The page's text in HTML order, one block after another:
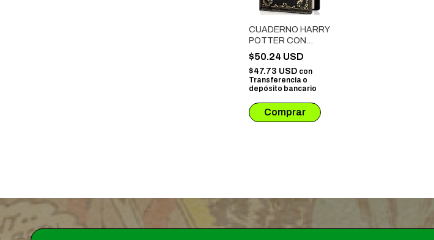
CUADERNO HARRY
POTTER CON
CANDADO CON
CLAVE HOGWARTS
$50.24 USD
$47.73 USD con
Transferencia o
depósito bancario